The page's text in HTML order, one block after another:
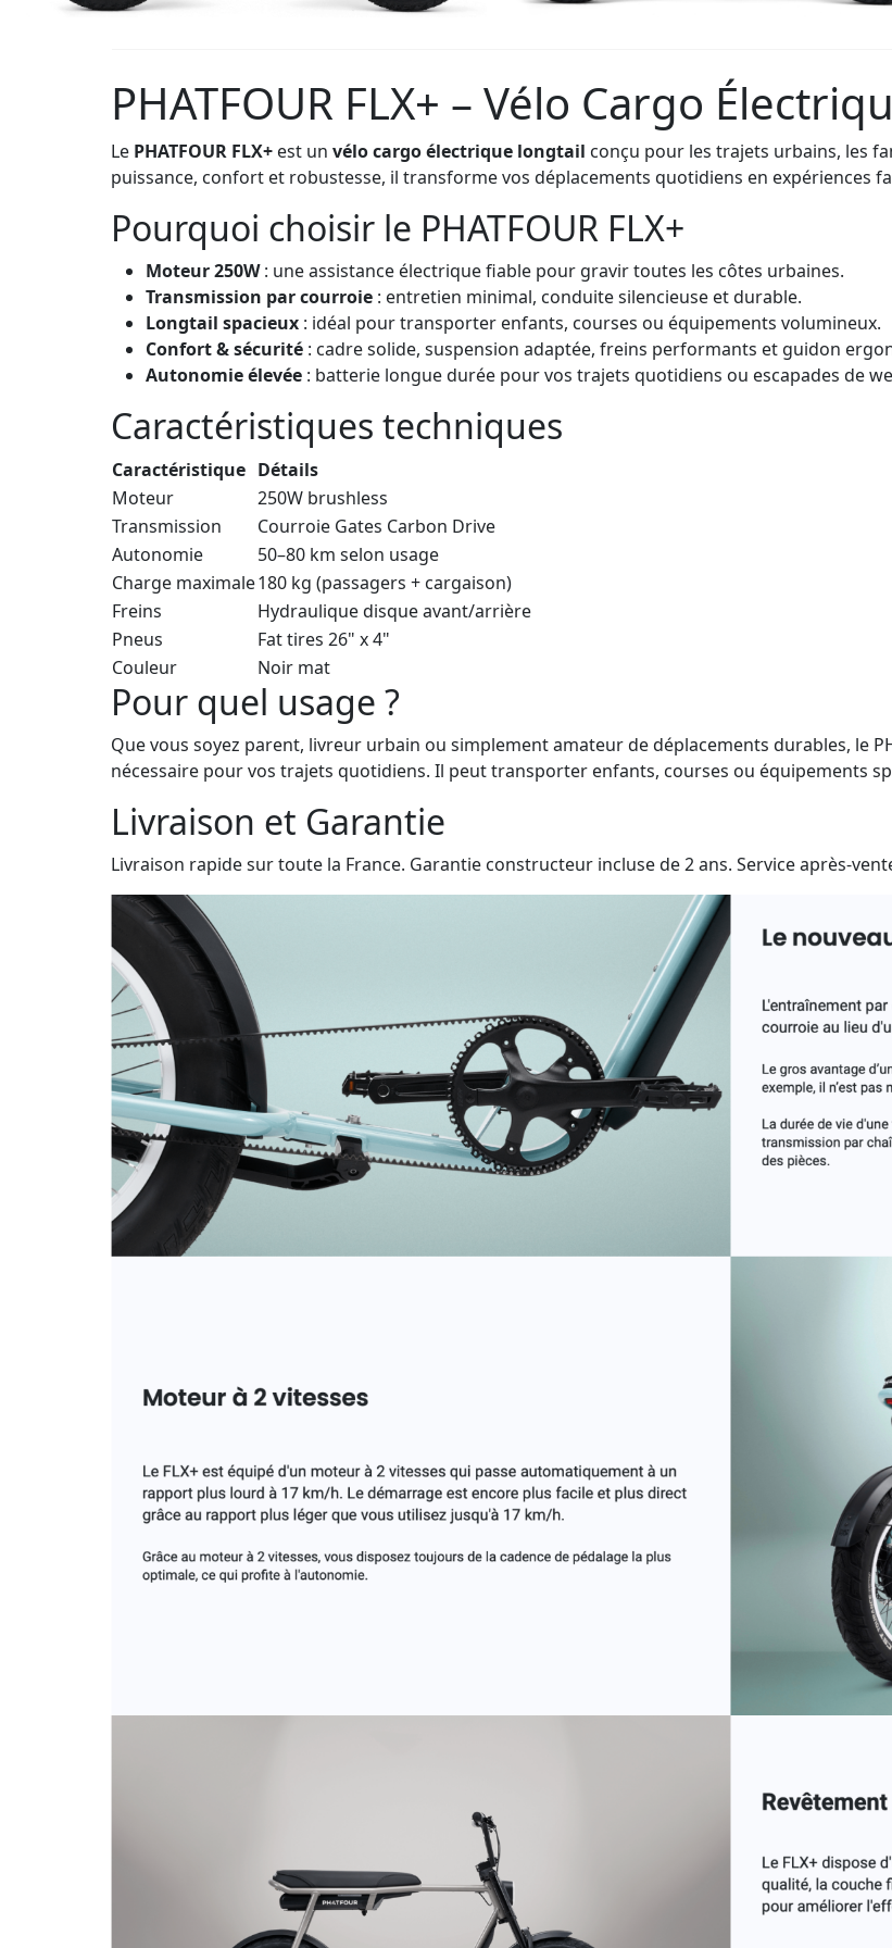
PHATFOUR FLX+ – Vélo Cargo
Le PHATFOUR FLX+ est un vélo cargo électrique longtail conçu pour les trajets urbains, les
puissance, confort et robustesse, il transforme vos déplacements quotidiens en expériences
Pourquoi choisir le PHATFOUR FLX+
Moteur 250W: une assistance électrique fiable pour gravir toutes les côtes urbaines.
Transmission par courroie : entretien minimal, conduite silencieuse et durable.
Longtail spacieux : idéal pour transporter enfants, courses ou équipements volumineux.
Confort & sécurité : cadre solide, suspension adaptée, freins performants et guidon
Autonomie élevée : batterie longue durée pour vos trajets quotidiens ou escapades de
Caractéristiques techniques
Caractéristique Détails
Moteur
250W brushless
Transmission
Courroie Gates Carbon Drive
Autonomie
50–80 km selon usage
Charge maximale180 kg (passagers + cargaison)
Freins
Hydraulique disque avant/arrière
Pneus
Fat tires 26" x 4"
Couleur
Noir mat
Pour quel usage ?
Que vous soyez parent, livreur urbain ou simplement amateur de déplacements durables, le
nécessaire pour vos trajets quotidiens. Il peut transporter enfants, courses ou équipements
Livraison et Garantie
Livraison rapide sur toute la France. Garantie constructeur incluse de 2 ans. Service après-